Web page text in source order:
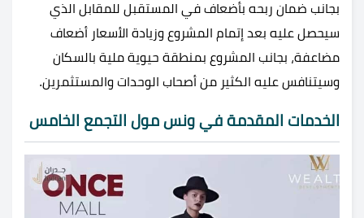
بجانب ضمان ربحه بأضعاف في المستقبل للمقابل الذي
سيحصل عليه بعد إتمام المشروع وزيادة الأسعار أضعاف
مضاعفة، بجانب المشروع بمنطقة حيوية ملية بالسكان
وسيتنافس عليه الكثير من أصحاب الوحدات والمستثمرين.
الخدمات المقدمة في ونس مول التجمع الخامس